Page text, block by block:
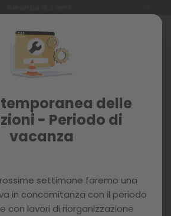
delle
- Periodo di
vacanza
settimane faremo una
in concomitanza con il periodo
con lavori di riorganizzazione